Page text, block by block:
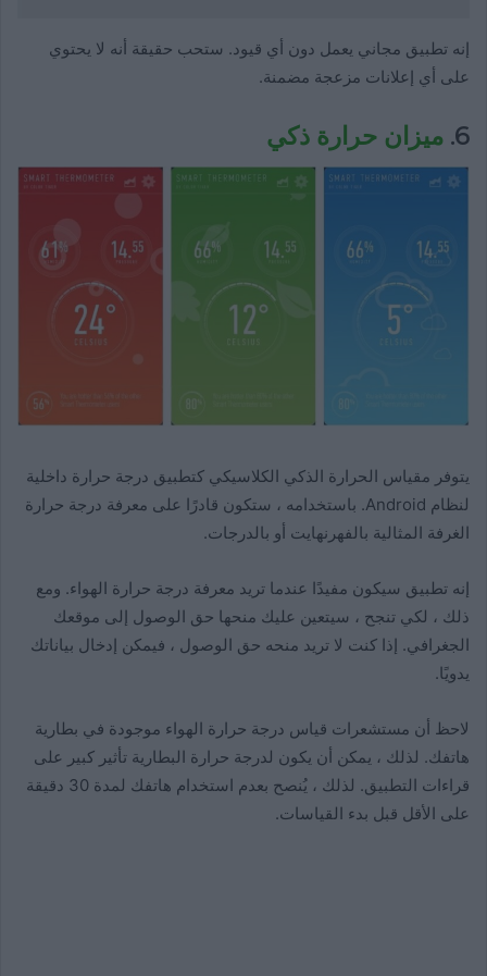
إنه تطبيق مجاني يعمل دون أي قيود. ستحب حقيقة أنه لا يحتوي
على أي إعلانات مزعجة مضمنة.
6. ميزان حرارة ذكي
يتوفر مقياس الحرارة الذكي الكلاسيكي كتطبيق درجة حرارة داخلية
لنظام Android. باستخدامه ، ستكون قادرًا على معرفة درجة حرارة
الغرفة المثالية بالفهرنهايت أو بالدرجات.
إنه تطبيق سيكون مفيدًا عندما تريد معرفة درجة حرارة الهواء. ومع
ذلك ، لكي تنجح ، سيتعين عليك منحها حق الوصول إلى موقعك
الجغرافي. إذا كنت لا تريد منحه حق الوصول ، فيمكن إدخال بياناتك
يدويًا.
لاحظ أن مستشعرات قياس درجة حرارة الهواء موجودة في بطارية
هاتفك. لذلك ، يمكن أن يكون لدرجة حرارة البطارية تأثير كبير على
قراءات التطبيق. لذلك ، يُنصح بعدم استخدام هاتفك لمدة 30 دقيقة
على الأقل قبل بدء القياسات.